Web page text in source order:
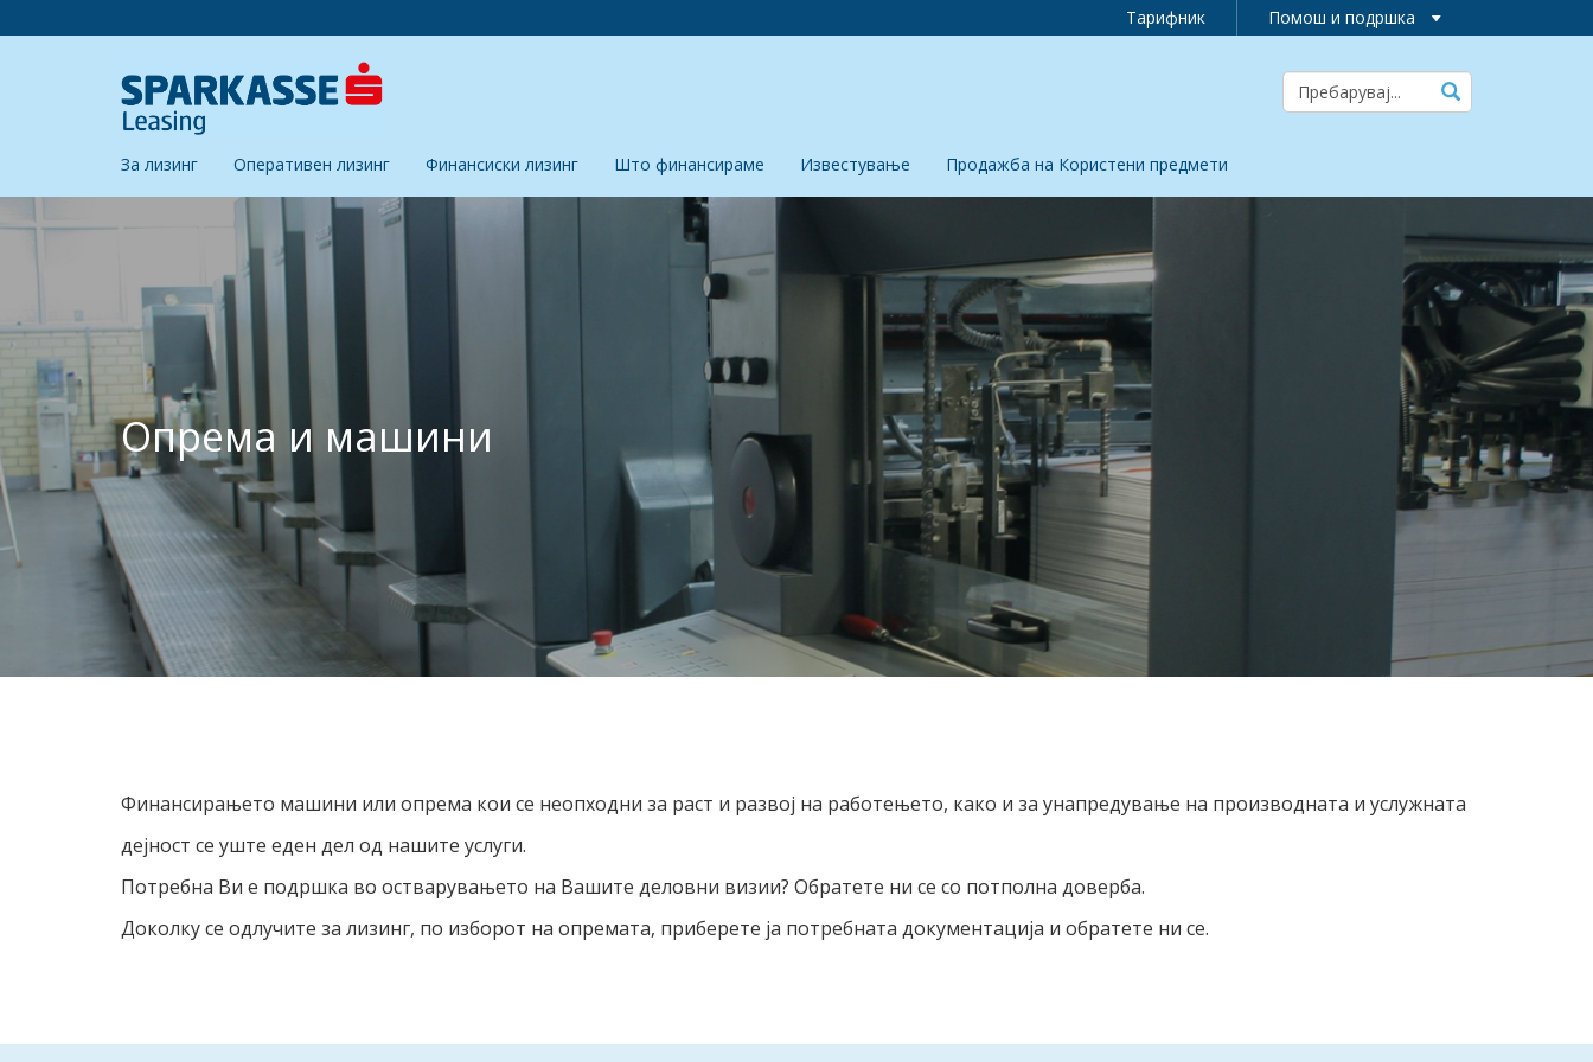
Помош и подршка
Тарифник
За лизинг Оперативен лизинг Финансиски лизинг Што финансираме Известување Продажба на Користени предмети
Опрема и машини
Финансирањето машини или опрема кои се неопходни за раст и развој на работењето, како и за унапредување на производната и услужната
дејност се уште еден дел од нашите услуги.
Потребна Ви е подршка во остварувањето на Вашите деловни визии? Обратете ни се со потполна доверба.
Доколку се одлучите за лизинг, по изборот на опремата, приберете ја потребната документација и обратете ни се.